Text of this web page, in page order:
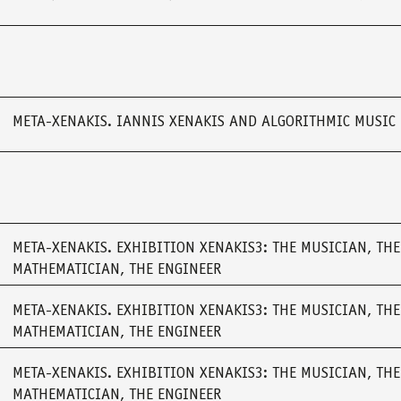
META-XENAKIS. IANNIS XENAKIS AND ALGORITHMIC MUSIC
META-XENAKIS. EXHIBITION XENAKIS3: THE MUSICIAN, THE
MATHEMATICIAN, THE ENGINEER
META-XENAKIS. EXHIBITION XENAKIS3: THE MUSICIAN, THE
MATHEMATICIAN, THE ENGINEER
META-XENAKIS. EXHIBITION XENAKIS3: THE MUSICIAN, THE
MATHEMATICIAN, THE ENGINEER